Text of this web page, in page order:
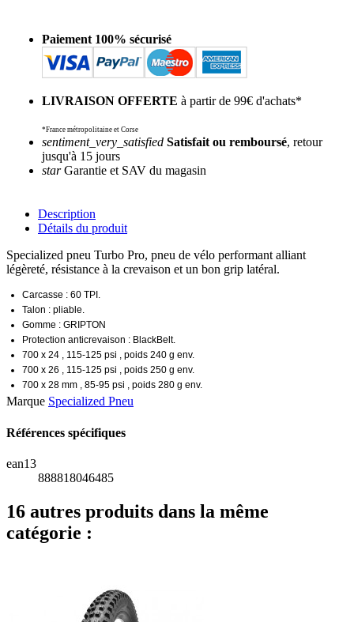
Paiement 100% sécurisé
LIVRAISON OFFERTE à partir de 99€ d'achats*
*France métropolitaine et Corse
sentiment_very_satisfied Satisfait ou remboursé, retour
jusqu'à 15 jours
starGarantie et SAV du magasin
Description
Détails du produit
Specialized pneu Turbo Pro, pneu de vélo performant alliant
légèreté, résistance à la crevaison et un bon grip latéral.
Carcasse : 60 TPI.
Talon : pliable.
Gomme : GRIPTON
Protection anticrevaison : BlackBelt.
700 x 24 , 115-125 psi , poids 240 g env.
700 x 26 , 115-125 psi , poids 250 g env.
700 x 28 mm , 85-95 psi , poids 280 g env.
Marque Specialized Pneu
Références spécifiques
ean13
888818046485
16 autres produits dans la même
catégorie :